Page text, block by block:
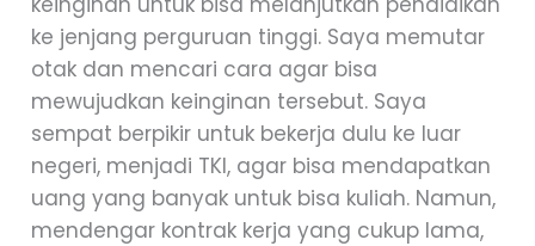
ke jenjang perguruan tinggi. Saya memutar
otak dan mencari cara agar bisa
mewujudkan keinginan tersebut. Saya
sempat berpikir untuk bekerja dulu ke luar
negeri, menjadi TKI, agar bisa mendapatkan
uang yang banyak untuk bisa kuliah. Namun,
mendengar kontrak kerja yang cukup lama,